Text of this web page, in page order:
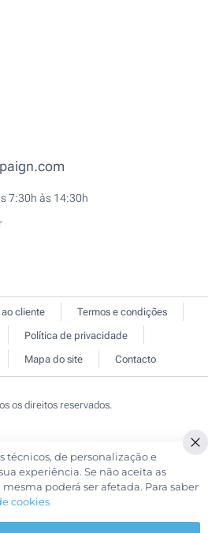
7:30h às 14:30h
cliente
Termos e condições
Política de privacidade
Mapa do site Contacto
os direitos reservados.
técnicos, de personalização e
experiência. Se não aceita as
poderá ser afetada. Para saber
cookies